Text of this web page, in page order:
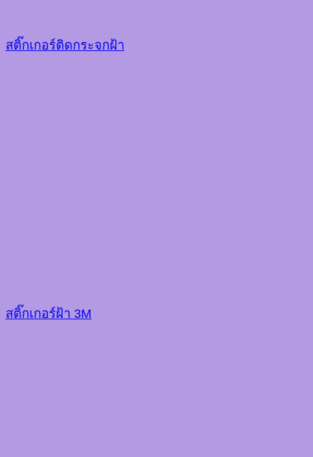
สติ๊กเกอร์ติดกระจกฝ้า
สติ๊กเกอร์ฝ้า 3M